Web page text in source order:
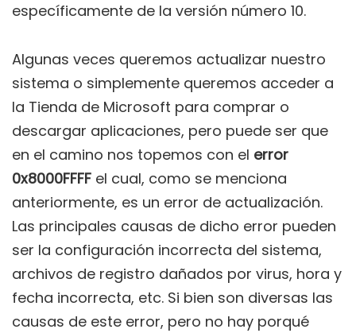
específicamente de la versión número 10.
Algunas veces queremos actualizar nuestro
sistema o simplemente queremos acceder a
la Tienda de Microsoft para comprar o
descargar aplicaciones, pero puede ser que
en el camino nos topemos con el error
0x8000FFFF el cual, como se menciona
anteriormente, es un error de actualización.
Las principales causas de dicho error pueden
ser la configuración incorrecta del sistema,
archivos de registro dañados por virus, hora y
fecha incorrecta, etc. Si bien son diversas las
causas de este error, pero no hay porqué